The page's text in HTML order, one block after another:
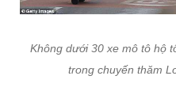
Không dưới 30 xe mô tô hộ
trong chuyến thăm